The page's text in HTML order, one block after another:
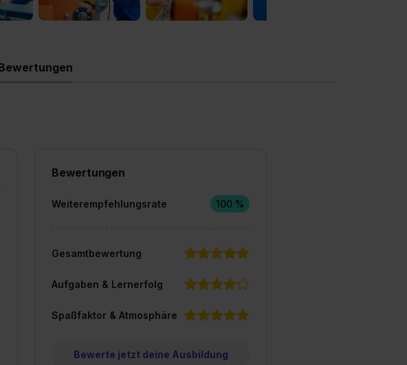
Bewertungen
Weiterempfehlungsrate 100 %
Gesamtbewertung
Aufgaben & Lernerfolg
Spaßfaktor & Atmosphäre
Bewerte jetzt deine Ausbildung